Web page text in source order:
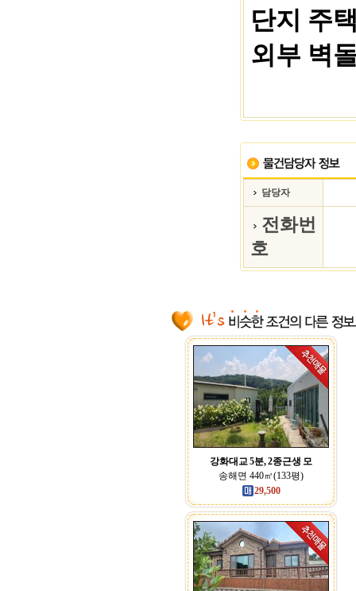
단지 주
외부 벽
담당자
전화번
호
강화대교 5분, 2종근생 모
송해면 440㎡(133평)
29,500